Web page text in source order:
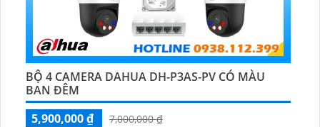
BỘ 4 CAMERA DAHUA DH-P3AS-PV CÓ MÀU
BAN ĐÊM
5,900,000 ₫
7,000,000 ₫